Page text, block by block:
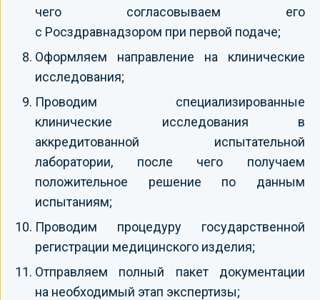
чего согласовываем его
с Росздравнадзором при первой подаче;
Оформляем направление на клинические
исследования;
Проводим специализированные
клинические исследования в
аккредитованной испытательной
лаборатории, после чего получаем
положительное решение по данным
испытаниям;
Проводим процедуру государственной
регистрации медицинского изделия;
Отправляем полный пакет документации
на необходимый этап экспертизы;